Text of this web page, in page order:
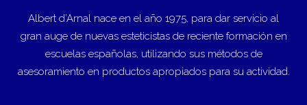
Albert d’Arnal nace en el año 1975, para dar servicio al
gran auge de nuevas esteticistas de reciente formación en
escuelas españolas, utilizando sus métodos de
asesoramiento en productos apropiados para su actividad.